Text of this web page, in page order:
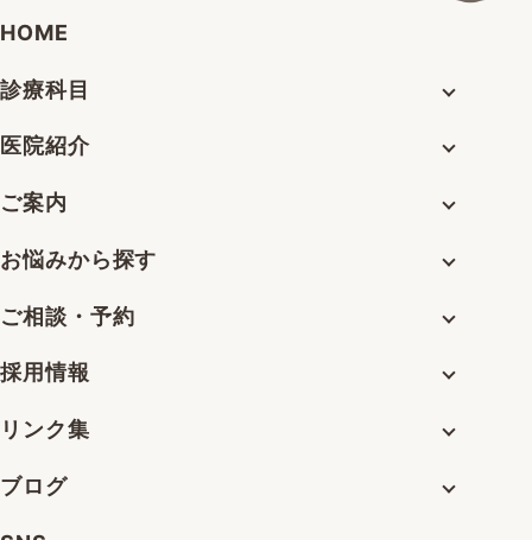
HOME
診療科目
医院紹介
ご案内
お悩みから探す
ご相談・予約
採用情報
リンク集
ブログ